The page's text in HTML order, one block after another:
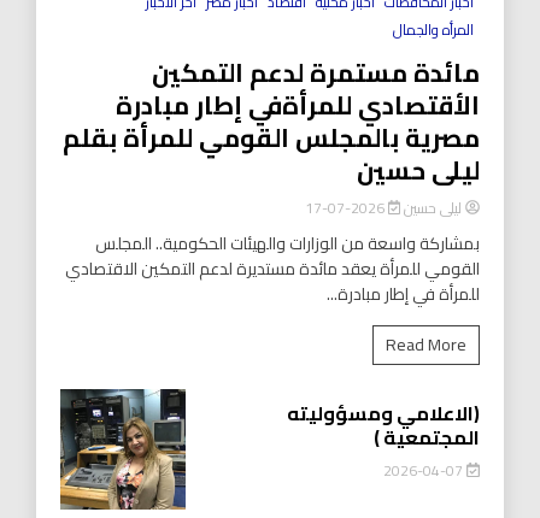
المرأه والجمال
مائدة مستمرة لدعم التمكين
الأقتصادي للمرأةفي إطار مبادرة
مصرية بالمجلس القومي للمرأة بقلم
ليلى حسين
ليلى حسين 2026-07-17
بمشاركة واسعة من الوزارات والهيئات الحكومية.. المجلس
القومي للمرأة يعقد مائدة مستديرة لدعم التمكين الاقتصادي
للمرأة في إطار مبادرة...
Read More
(الاعلامي ومسؤوليته
المجتمعية )
2026-04-07